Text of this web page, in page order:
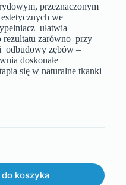
przeznaczonym
we
ułatwia
rezultatu zarówno przy
odbudowy zębów –
doskonałe
się w naturalne tkanki
koszyka